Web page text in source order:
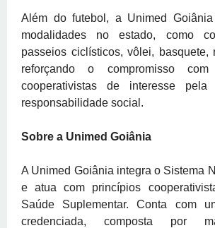
Além do futebol, a Unimed
modalidades no estado, como
passeios ciclísticos, vôlei, basquete,
reforçando o compromisso
cooperativistas de interesse pela
responsabilidade social.
Sobre a Unimed Goiânia
A Unimed Goiânia integra o Sistema
e atua com princípios
Saúde Suplementar. Conta com
credenciada, composta por